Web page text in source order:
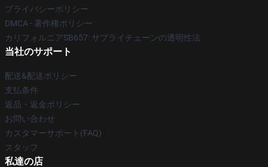
プライバシーポリシー
DMCA - 著作権ポリシー
カリフォルニアSB657: サプライチェーンの透明性法
当社のサポート
配送&配送ポリシー
支払条件
返品・返金ポリシー
お問い合わせ
カスタマーサポート(FAQ)
スタッフ
私達の店